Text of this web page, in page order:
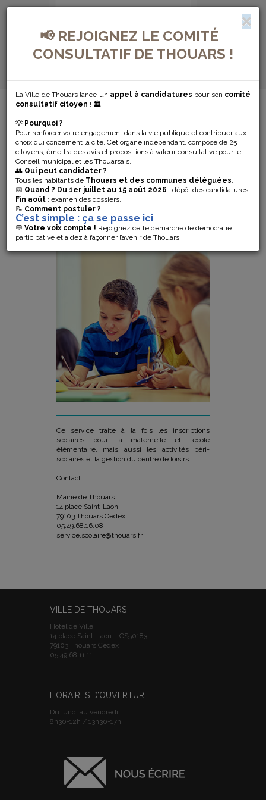
📢 REJOIGNEZ LE COMITÉ
CONSULTATIF DE THOUARS !
La Ville de Thouars lance un appel à candidatures pour son comité
consultatif citoyen ! 🏛️
💡 Pourquoi ?
Pour renforcer votre engagement dans la vie publique et contribuer aux
choix qui concernent la cité. Cet organe indépendant, composé de 25
citoyens, émettra des avis et propositions à valeur consultative pour le
Conseil municipal et les Thouarsais.
👥 Qui peut candidater ?
Tous les habitants de Thouars et des communes déléguées.
📅 Quand ? Du 1er juillet au 15 août 2026 : dépôt des candidatures.
Fin août : examen des dossiers.
📝 Comment postuler ?
C’est simple : ça se passe ici
💬 Votre voix compte ! Rejoignez cette démarche de démocratie
participative et aidez à façonner l’avenir de Thouars.
MENU DE NAVIGATION...
SERVICE
ÉDUCATION-
JEUNESSE
Ce service traite à la fois les inscriptions
scolaires pour la maternelle et l’école
élémentaire, mais aussi les activités péri-
scolaires et la gestion du centre de loisirs.
Contact :
Mairie de Thouars
14 place Saint-Laon
79103 Thouars Cedex
05.49.68.16.08
service.scolaire@thouars.fr
VILLE DE THOUARS
Hôtel de Ville
14 place Saint-Laon – CS50183
79103 Thouars Cedex
05.49.68.11.11
HORAIRES D’OUVERTURE
Du lundi au vendredi :
8h30-12h / 13h30-17h